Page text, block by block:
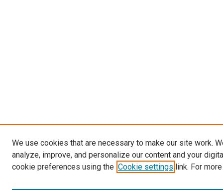
We use cookies that are necessary to make our site work.
analyze, improve, and personalize our content and your
cookie preferences using the Cookie settings link. For